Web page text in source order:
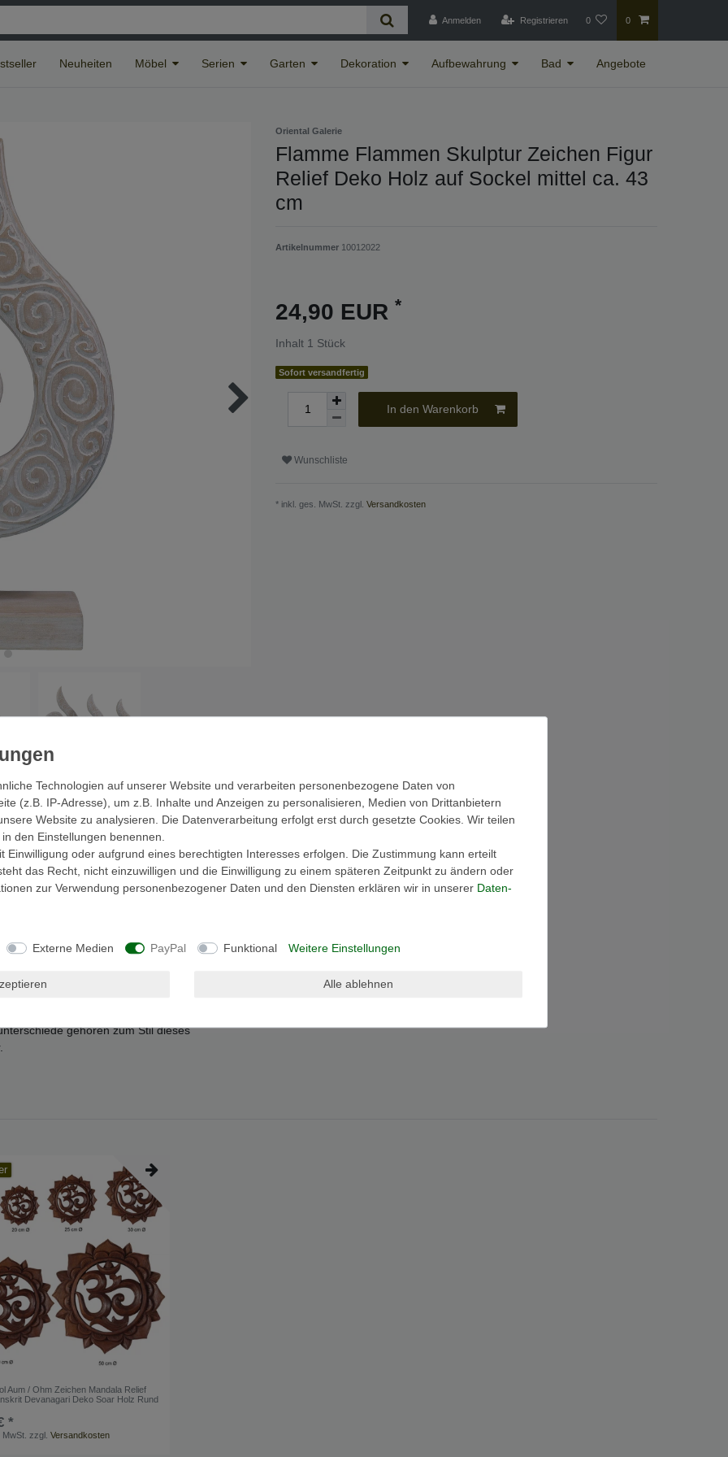
Anmelden Registrieren 0 0
Neuheiten Möbel Serien Garten Dekoration Aufbewahrung Bad Angebote
Oriental Galerie
Flamme Flammen Skulptur Zeichen Figur
Relief Deko Holz auf Sockel mittel ca. 43
cm
Artikelnummer 10012022
24,90 EUR *
Inhalt 1 Stück
Sofort versandfertig
In den Warenkorb
Wunschliste
* inkl. ges. MwSt. zzgl. Versandkosten
EU-Verantwortlicher
gemessen an den breitesten und
bestehend aus allen drei Größen erhalten
in Indonesien gefertigt werden. Leichte
gehören zum Stil dieses
Aum / Ohm Zeichen Mandala Relief
Devanagari Deko Soar Holz Rund
*
zzgl.Versandkosten
Technologien auf unserer Website und verarbeiten personenbezogene Daten von
(z.B. IP-Adresse), um z.B. Inhalte und Anzeigen zu personalisieren, Medien von Drittanbietern
Website zu analysieren. Die Datenverarbeitung erfolgt erst durch gesetzte Cookies. Wir teilen
den Einstellungen benennen.
Einwilligung oder aufgrund eines berechtigten Interesses erfolgen. Die Zustimmung kann erteilt
das Recht, nicht einzuwilligen und die Einwilligung zu einem späteren Zeitpunkt zu ändern oder
zur Verwendung personenbezogener Daten und den Diensten erklären wir in unserer Daten­
Externe Medien PayPal Funktional Weitere Einstellungen
Alle ablehnen